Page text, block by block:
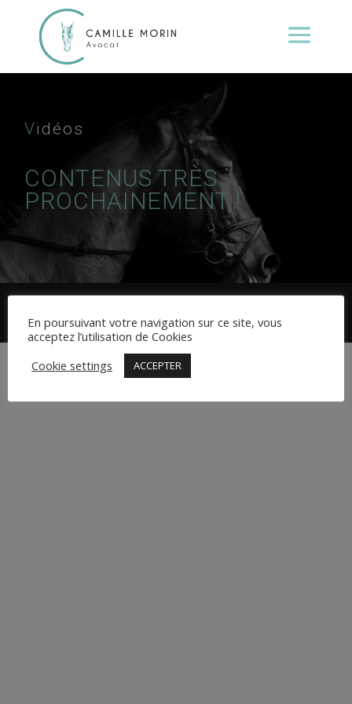
Vidéos
CONTENUS TRÈS
PROCHAINEMENT !
Conception :WEBAIX
En poursuivant votre navigation sur ce site, vous
acceptez l’utilisation de Cookies
Cookie settings
ACCEPTER